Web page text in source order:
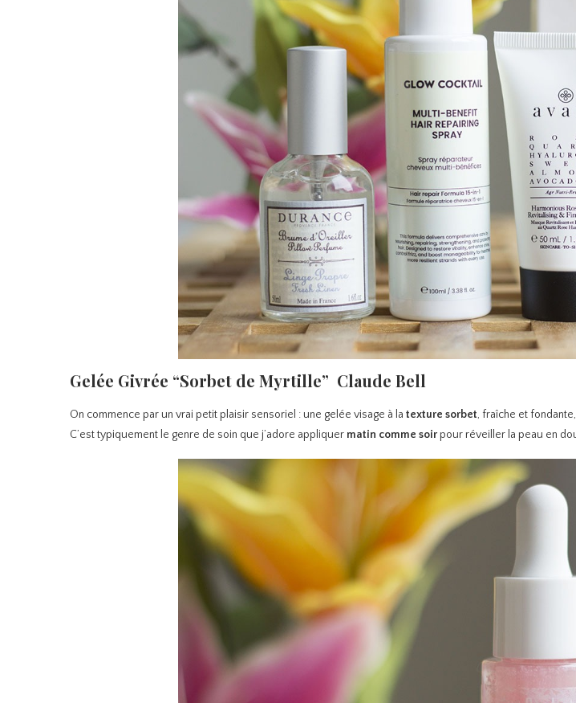
Gelée Givrée “Sorbet de Myrtille” Claude Bell
On commence par un vrai petit plaisir sensoriel : une gelée visage à la texture sorbet, fraîche et
C’est typiquement le genre de soin que j’adore appliquer matin comme soir pour réveiller la peau en